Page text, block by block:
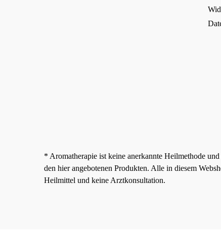
* Aromatherapie ist keine anerkannte Heilmethode
den hier angebotenen Produkten. Alle in diesem
Heilmittel und keine Arztkonsultation.